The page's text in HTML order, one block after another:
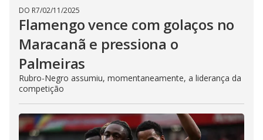
DO R7/02/11/2025
Flamengo vence com golaços no
Maracanã e pressiona o
Palmeiras
Rubro-Negro assumiu, momentaneamente, a liderança da
competição